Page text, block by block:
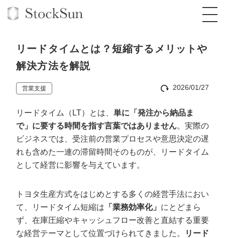
オーダーメイド支援
TOP
コンサルタント一覧
品質ガイドライン
クレーム窓口
BPO支援
定額制Webマーケティング代行『マキトルく
ん』
定額制営業代行『カリトルくん』
定額制採用代行・RPO『トルトルくん』
営業改善特化の動画制作『動画でカリトルく
ん』
オリジナルサービス
格安でAI導入支援『あいのりAI』
1本無料で記事を制作『SEOトライアル』
定額制LP制作・改善『最強LP』
料金表
オンラインサロン
StockSun道場
動画編集
エンジニア
リードタイムとは？短縮するメリットや
解決方法を解説
営業支援 2026/01/27
リードタイム（LT）とは、 単に「発注から納品ま
で」に要する時間を指す言葉ではありません。実際の
ビジネスでは、受注前の営業プロセスや意思決定の遅
れも含めた一連の滞留時間そのものが、リードタイム
として経営に影響を与えています。
トヨタ生産方式をはじめとする多くの経営手法におい
て、リードタイム短縮は 「業務効率化」 にとどまら
ず、在庫圧縮やキャッシュフロー改善と直結する重要
な経営テーマとして位置づけられてきました。
リード